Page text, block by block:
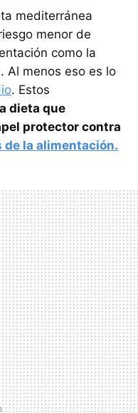
mediterránea
menor de
como la
Al menos eso es lo
. Estos
dieta que
protector contra
la alimentación.